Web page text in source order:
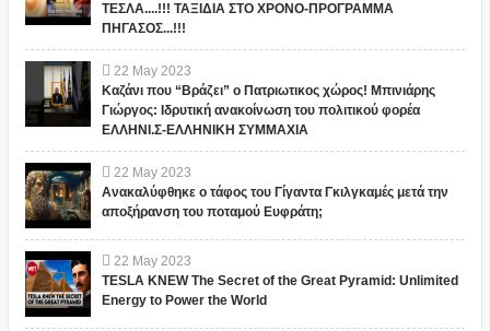
ΤΕΣΛΑ....!!! ΤΑΞΙΔΙΑ ΣΤΟ ΧΡΟΝΟ-ΠΡΟΓΡΑΜΜΑ
ΠΗΓΑΣΟΣ...!!!
22 May 2023
Καζάνι που “Βράζει” ο Πατριωτικος χώρος! Μπινιάρης
Γιώργος: Ιδρυτική ανακοίνωση του πολιτικού φορέα
ΕΛΛΗΝΙ.Σ-ΕΛΛΗΝΙΚΗ ΣΥΜΜΑΧΙΑ
22 May 2023
Ανακαλύφθηκε ο τάφος του Γίγαντα Γκιλγκαμές μετά την
αποξήρανση του ποταμού Ευφράτη;
22 May 2023
TESLA KNEW The Secret of the Great Pyramid: Unlimited
Energy to Power the World